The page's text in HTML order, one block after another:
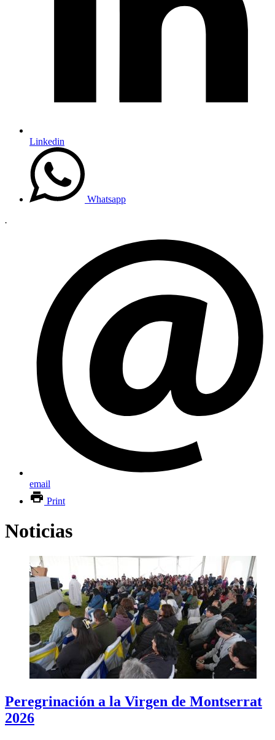
Linkedin
Whatsapp
.
email
Print
Noticias
Peregrinación a la Virgen de Montserrat
2026